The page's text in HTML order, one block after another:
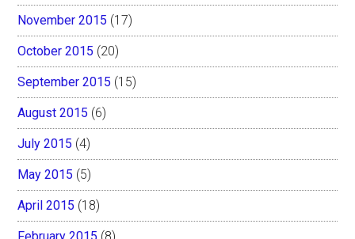
November 2015 (17)
October 2015 (20)
September 2015 (15)
August 2015 (6)
July 2015 (4)
May 2015 (5)
April 2015 (18)